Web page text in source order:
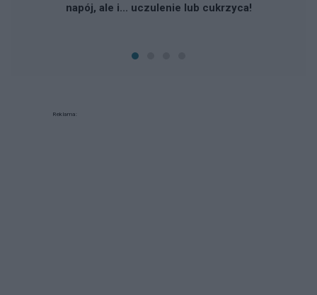
napój, ale i... uczulenie lub cukrzyca!
Reklama: